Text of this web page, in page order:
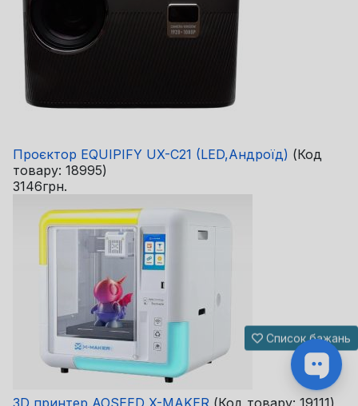
Проєктор EQUIPIFY UX-C21 (LED,Андроїд) (Код
товару: 18995)
3146грн.
3D принтер AOSEED X-MAKER (Код товару: 19111)
Список бажань